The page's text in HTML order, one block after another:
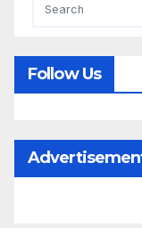
Follow Us